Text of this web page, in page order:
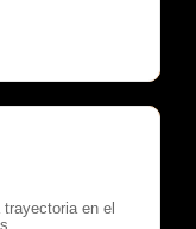
en el